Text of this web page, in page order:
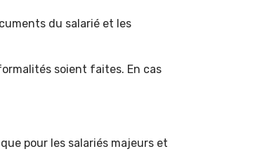
du salarié et les
soient faites. En cas
pour les salariés majeurs et